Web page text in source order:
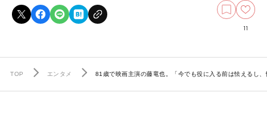
11
TOP エンタメ 81歳で映画主演の藤竜也。「今でも役に入る前は怯えるし